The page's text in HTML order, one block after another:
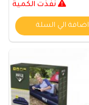
نفذت الكمية
اضافة الي السلة